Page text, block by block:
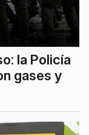
la Policía
gases y